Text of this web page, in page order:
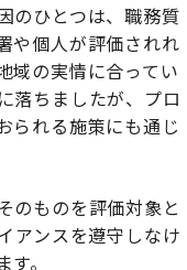
のひとつは、職務質
や個人が評価されれ
域の実情に合ってい
落ちましたが、プロ
られる施策にも通じ
のものを評価対象と
アンスを遵守しなけ
。